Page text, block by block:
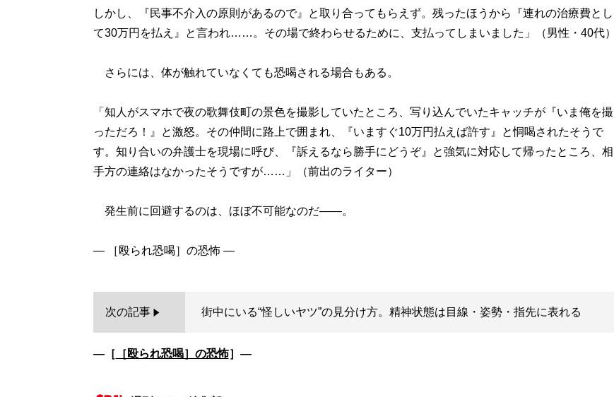
しかし、『民事不介入の原則があるので』と取り合ってもらえず。残ったほうから『連れの治療費とし
て30万円を払え』と言われ……。その場で終わらせるために、支払ってしまいました」（男性・40代）
さらには、体が触れていなくても恐喝される場合もある。
「知人がスマホで夜の歌舞伎町の景色を撮影していたところ、写り込んでいたキャッチが『いま俺を撮
っただろ！』と激怒。その仲間に路上で囲まれ、『いますぐ10万円払えば許す』と恫喝されたそうで
す。知り合いの弁護士を現場に呼び、『訴えるなら勝手にどうぞ』と強気に対応して帰ったところ、相
手方の連絡はなかったそうですが……」（前出のライター）
発生前に回避するのは、ほぼ不可能なのだ――。
― ［殴られ恐喝］の恐怖 ―
次の記事 街中にいる“怪しいヤツ”の見分け方。精神状態は目線・姿勢・指先に表れる
―［ ［殴られ恐喝］の恐怖］―